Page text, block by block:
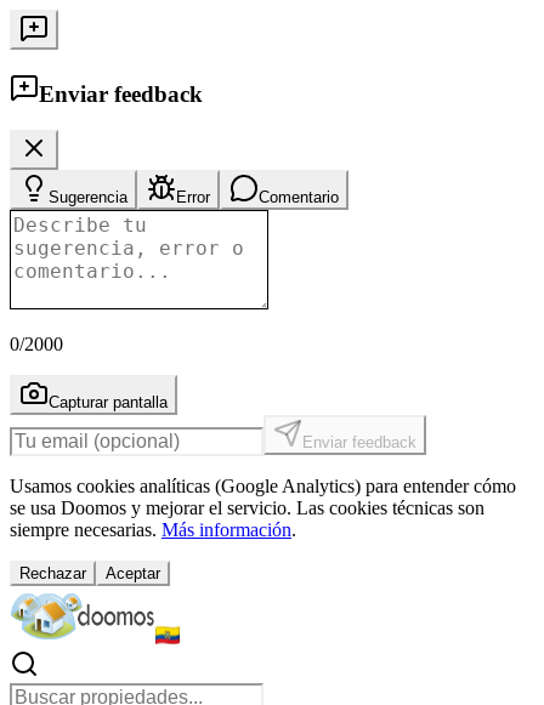
Enviar feedback
Sugerencia Error Comentario
0/2000
Capturar pantalla
Enviar feedback
Usamos cookies analíticas (Google Analytics) para entender cómo
se usa Doomos y mejorar el servicio. Las cookies técnicas son
siempre necesarias. Más información.
Rechazar Aceptar